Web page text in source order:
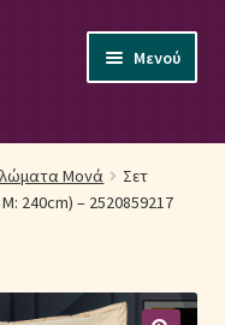
Μενού
Μονά
Σετ
240cm) – 2520859217